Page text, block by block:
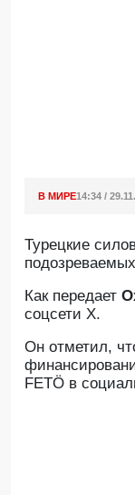
В МИРЕ14:34 /
Турецкие
Как передает
соцсети X.
Он отметил,
FETÖ в